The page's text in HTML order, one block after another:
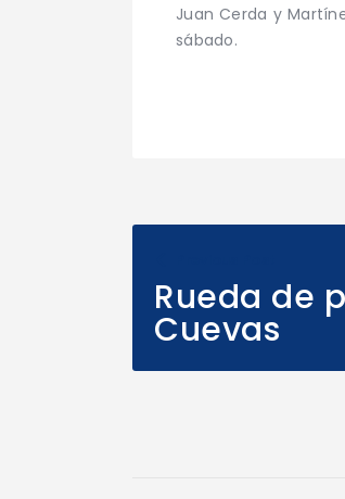
Juan Cerda y
sábado.
Rueda de
Cuevas